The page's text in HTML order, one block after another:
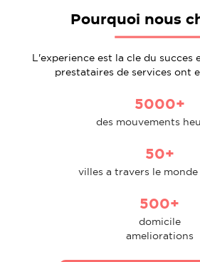
Pourquoi nous
L'experience est la cle du succes
prestataires de services ont
5000+
des mouvements
50+
villes a travers le monde
500+
domicile
ameliorations